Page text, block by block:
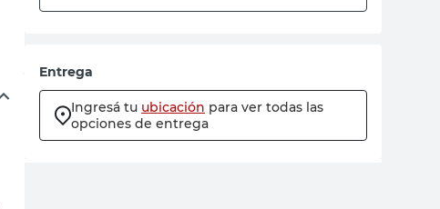
Entrega
Ingresá tu ubicación para ver todas las
opciones de entrega